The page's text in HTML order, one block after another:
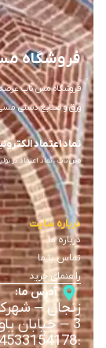
فروشگاه
فروشگاه مس ناب عرضه
ورق و صنایع دستی مسی
نماد اعتماد
مس ناب ، نماد اعتماد در
درباره سایت
درباره ما
تماس با ما
راهنمای خرید
آدرس ما:
زنجان–
3
–خیابان
: